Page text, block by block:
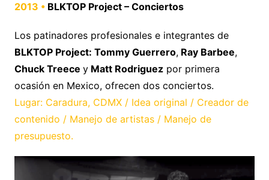
2013 • BLKTOP Project – Conciertos
Los patinadores profesionales e integrantes de
BLKTOP Project: Tommy Guerrero,Ray Barbee,
Chuck Treece yMatt Rodriguezpor primera
ocasión en Mexico, ofrecen dos conciertos.
Lugar: Caradura, CDMX / Idea original / Creador de
contenido / Manejo de artistas / Manejo de
presupuesto.